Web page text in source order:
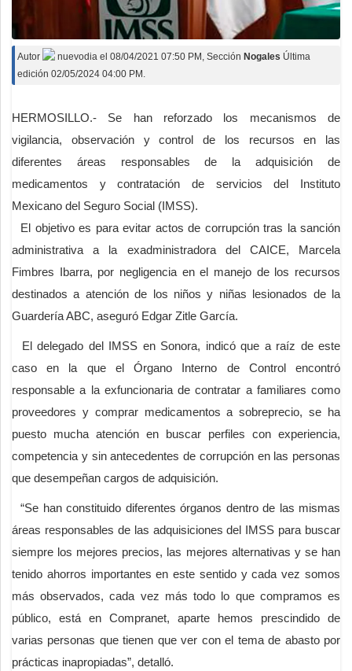
Autor nuevodia el 08/04/2021 07:50 PM , Sección Nogales Última
edición 02/05/2024 04:00 PM.
HERMOSILLO.- Se han reforzado los mecanismos de
vigilancia, observación y control de los recursos en las
diferentes áreas responsables de la adquisición de
medicamentos y contratación de servicios del Instituto
Mexicano del Seguro Social (IMSS).
El objetivo es para evitar actos de corrupción tras la sanción
administrativa a la exadministradora del CAICE, Marcela
Fimbres Ibarra, por negligencia en el manejo de los recursos
destinados a atención de los niños y niñas lesionados de la
Guardería ABC, aseguró Edgar Zitle García.
El delegado del IMSS en Sonora, indicó que a raíz de este
caso en la que el Órgano Interno de Control encontró
responsable a la exfuncionaria de contratar a familiares como
proveedores y comprar medicamentos a sobreprecio, se ha
puesto mucha atención en buscar perfiles con experiencia,
competencia y sin antecedentes de corrupción en las personas
que desempeñan cargos de adquisición.
“Se han constituido diferentes órganos dentro de las mismas
áreas responsables de las adquisiciones del IMSS para buscar
siempre los mejores precios, las mejores alternativas y se han
tenido ahorros importantes en este sentido y cada vez somos
más observados, cada vez más todo lo que compramos es
público, está en Compranet, aparte hemos prescindido de
varias personas que tienen que ver con el tema de abasto por
prácticas inapropiadas”, detalló.